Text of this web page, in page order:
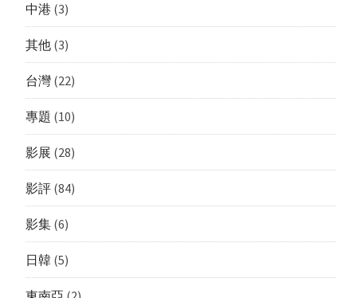
中港 (3)
其他(3)
台灣(22)
專題 (10)
影展 (28)
影評(84)
影集(6)
日韓(5)